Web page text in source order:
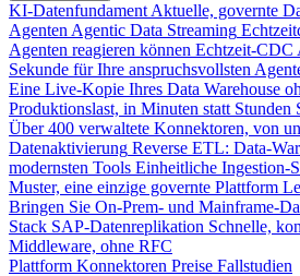
KI-Datenfundament Aktuelle, governte
Agenten Agentic Data Streaming
Agenten reagieren können Echtzeit-CDC
Sekunde für Ihre anspruchsvollsten
Eine Live-Kopie Ihres Data Warehouse
Produktionslast, in Minuten statt Stunden
Über 400 verwaltete Konnektoren, von
Datenaktivierung Reverse ETL: Data-
modernsten Tools Einheitliche Ingestion-
Muster, eine einzige governte Plattform
Bringen Sie On-Prem- und Mainframe-
Stack SAP-Datenreplikation Schnelle,
Middleware, ohne RFC
Plattform Konnektoren Preise Fallstudien